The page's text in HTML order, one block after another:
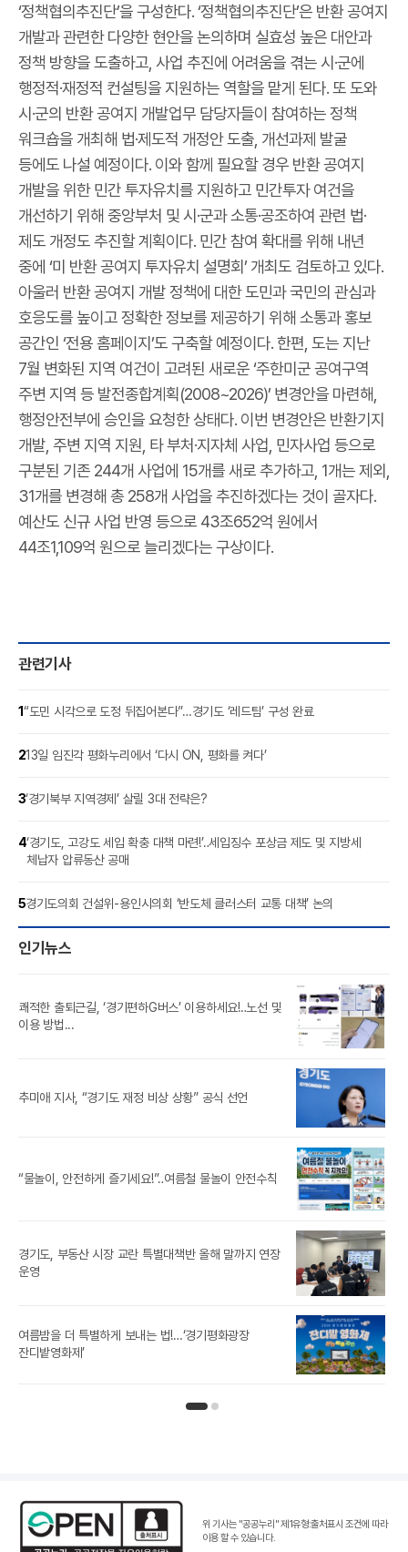
‘정책협의추진단’을 구성한다. ‘정책협의추진단’은 반환 공여지
개발과 관련한 다양한 현안을 논의하며 실효성 높은 대안과
정책 방향을 도출하고, 사업 추진에 어려움을 겪는 시·군에
행정적·재정적 컨설팅을 지원하는 역할을 맡게 된다. 또 도와
시·군의 반환 공여지 개발업무 담당자들이 참여하는 정책
워크숍을 개최해 법·제도적 개정안 도출, 개선과제 발굴
등에도 나설 예정이다. 이와 함께 필요할 경우 반환 공여지
개발을 위한 민간 투자유치를 지원하고 민간투자 여건을
개선하기 위해 중앙부처 및 시·군과 소통·공조하여 관련 법·
제도 개정도 추진할 계획이다. 민간 참여 확대를 위해 내년
중에 ‘미 반환 공여지 투자유치 설명회’ 개최도 검토하고 있다.
아울러 반환 공여지 개발 정책에 대한 도민과 국민의 관심과
호응도를 높이고 정확한 정보를 제공하기 위해 소통과 홍보
공간인 ‘전용 홈페이지’도 구축할 예정이다. 한편, 도는 지난
7월 변화된 지역 여건이 고려된 새로운 ‘주한미군 공여구역
주변 지역 등 발전종합계획(2008~2026)’ 변경안을 마련해,
행정안전부에 승인을 요청한 상태다. 이번 변경안은 반환기지
개발, 주변 지역 지원, 타 부처·지자체 사업, 민자사업 등으로
구분된 기존 244개 사업에 15개를 새로 추가하고, 1개는 제외,
31개를 변경해 총 258개 사업을 추진하겠다는 것이 골자다.
예산도 신규 사업 반영 등으로 43조652억 원에서
44조1,109억 원으로 늘리겠다는 구상이다.
관련기사
1“도민 시각으로 도정 뒤집어본다”…경기도 ‘레드팀’ 구성 완료
213일 임진각 평화누리에서 ‘다시 ON, 평화를 켜다’
3‘경기북부 지역경제’ 살릴 3대 전략은?
4‘경기도, 고강도 세입 확충 대책 마련!’‥세입징수 포상금 제도 및 지방세
체납자 압류동산 공매
5경기도의회 건설위-용인시의회 ‘반도체 클러스터 교통 대책’ 논의
인기뉴스
쾌적한 출퇴근길, ‘경기편하G버스’ 이용하세요!‥노선 및
이용 방법...
추미애 지사, “경기도 재정 비상 상황” 공식 선언
“물놀이, 안전하게 즐기세요!”‥여름철 물놀이 안전수칙
경기도, 부동산 시장 교란 특별대책반 올해 말까지 연장
운영
여름밤을 더 특별하게 보내는 법!…‘경기평화광장
잔디밭영화제’
위 기사는 "공공누리"제1유형:출처표시 조건에 따라
이용 할 수 있습니다.